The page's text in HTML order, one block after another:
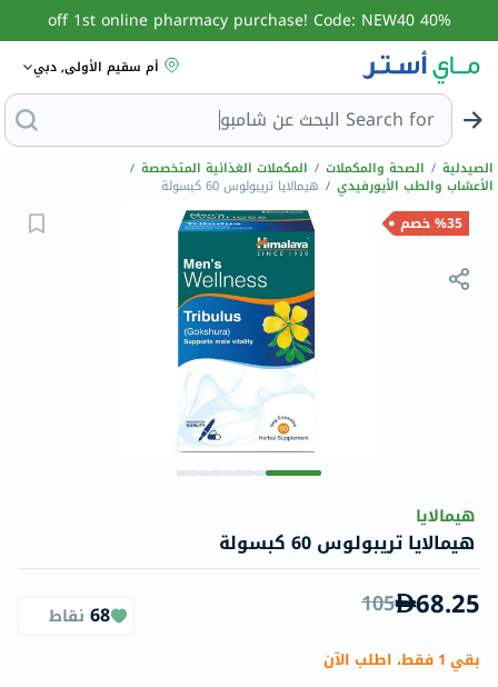
40% off 1st online pharmacy purchase! Code: NEW40
أم سقيم الأولى, دبي
Search for البحث
الصيدلية / الصحة والمكملات / المكملات الغذائية المتخصصة /
الأعشاب والطب الأيورفيدي / هيمالايا تريبولوس 60 كبسولة
%35 خصم
هيمالايا
هيمالايا تريبولوس 60 كبسولة
68.25
105
68 نقاط
بقي 1 فقط، اطلب الآن